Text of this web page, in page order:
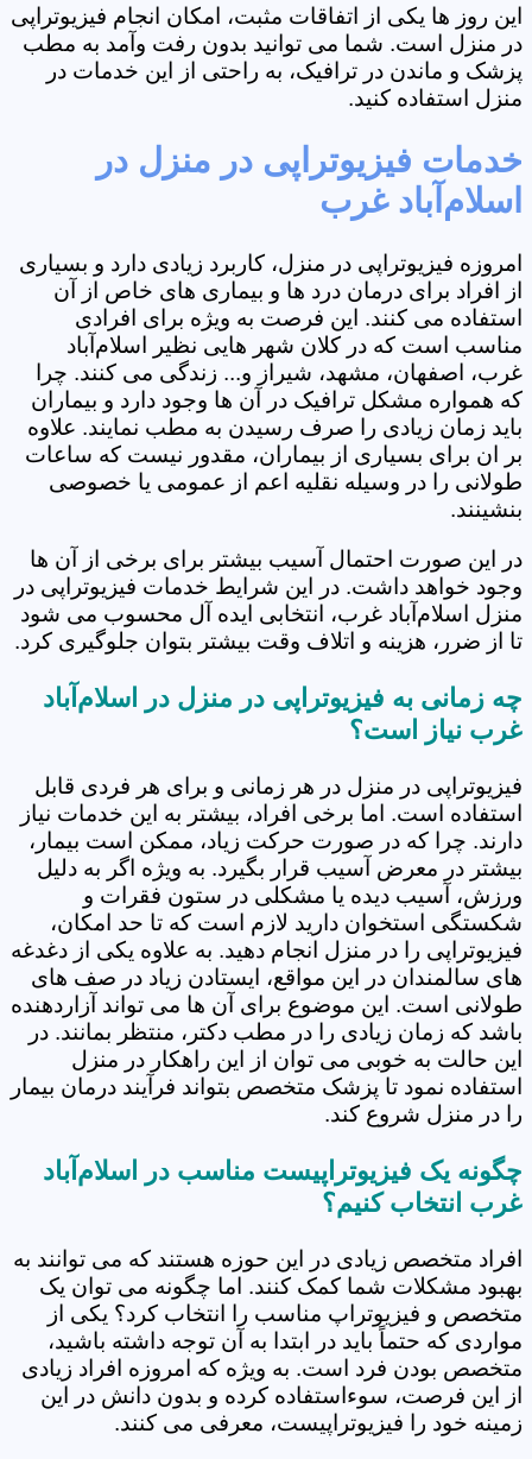
این روز ها یکی از اتفاقات مثبت، امکان انجام فیزیوتراپی
در منزل است. شما می توانید بدون رفت وآمد به مطب
پزشک و ماندن در ترافیک، به راحتی از این خدمات در
منزل استفاده کنید.
خدمات فیزیوتراپی در منزل در
اسلام‌آباد غرب
امروزه فیزیوتراپی در منزل، کاربرد زیادی دارد و بسیاری
از افراد برای درمان درد ها و بیماری های خاص از آن
استفاده می کنند. این فرصت به ویژه برای افرادی
مناسب است که در کلان شهر هایی نظیر اسلام‌آباد
غرب، اصفهان، مشهد، شیراز و... زندگی می کنند. چرا
که همواره مشکل ترافیک در آن ها وجود دارد و بیماران
باید زمان زیادی را صرف رسیدن به مطب نمایند. علاوه
بر ان برای بسیاری از بیماران، مقدور نیست که ساعات
طولانی را در وسیله نقلیه اعم از عمومی یا خصوصی
بنشینند.
در این صورت احتمال آسیب بیشتر برای برخی از آن ها
وجود خواهد داشت. در این شرایط خدمات فیزیوتراپی در
منزل اسلام‌آباد غرب، انتخابی ایده آل محسوب می شود
تا از ضرر، هزینه و اتلاف وقت بیشتر بتوان جلوگیری کرد.
چه زمانی به فیزیوتراپی در منزل در اسلام‌آباد
غرب نیاز است؟
فیزیوتراپی در منزل در هر زمانی و برای هر فردی قابل
استفاده است. اما برخی افراد، بیشتر به این خدمات نیاز
دارند. چرا که در صورت حرکت زیاد، ممکن است بیمار،
بیشتر در معرض آسیب قرار بگیرد. به ویژه اگر به دلیل
ورزش، آسیب دیده یا مشکلی در ستون فقرات و
شکستگی استخوان دارید لازم است که تا حد امکان،
فیزیوتراپی را در منزل انجام دهید. به علاوه یکی از دغدغه
های سالمندان در این مواقع، ایستادن زیاد در صف های
طولانی است. این موضوع برای آن ها می تواند آزاردهنده
باشد که زمان زیادی را در مطب دکتر، منتظر بمانند. در
این حالت به خوبی می توان از این راهکار در منزل
استفاده نمود تا پزشک متخصص بتواند فرآیند درمان بیمار
را در منزل شروع کند.
چگونه یک فیزیوتراپیست مناسب در اسلام‌آباد
غرب انتخاب کنیم؟
افراد متخصص زیادی در این حوزه هستند که می توانند به
بهبود مشکلات شما کمک کنند. اما چگونه می توان یک
متخصص و فیزیوتراپ مناسب را انتخاب کرد؟ یکی از
مواردی که حتماً باید در ابتدا به آن توجه داشته باشید،
متخصص بودن فرد است. به ویژه که امروزه افراد زیادی
از این فرصت، سوءاستفاده کرده و بدون دانش در این
زمینه خود را فیزیوتراپیست، معرفی می کنند.